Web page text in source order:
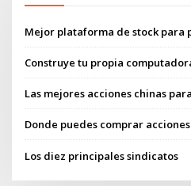
Mejor plataforma de stock para
Construye tu propia
Las mejores acciones chinas
Donde puedes comprar acciones
Los diez principales sindicatos